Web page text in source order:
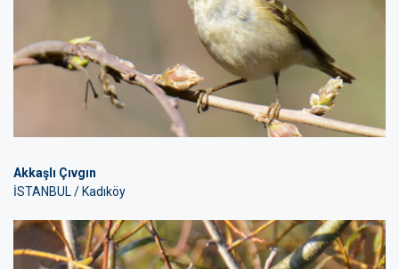
Akkaşlı Çıvgın
İSTANBUL / Kadıköy